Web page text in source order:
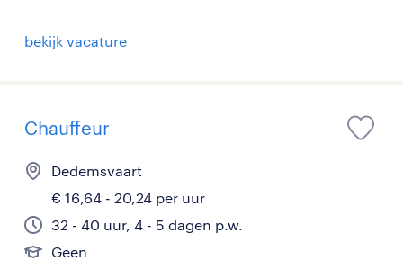
bekijk vacature
Chauffeur
Dedemsvaart
€ 16,64 - 20,24 per uur
32 - 40 uur, 4 - 5 dagen p.w.
Geen